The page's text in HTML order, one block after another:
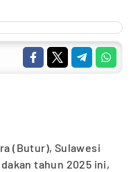
(Butur), Sulawesi
tahun 2025 ini,